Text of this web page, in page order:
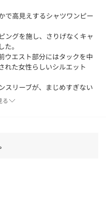
で高見えするシャツワンピー
ングを施し、さりげなくキャ
。
ウエスト部分にはタックを中
れた女性らしいシルエット
スリーブが、まじめすぎない
パー開きにすることで顔まわ
素材を使用。
する素材感です。
る